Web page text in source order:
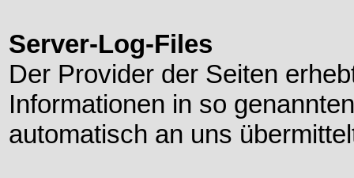
Server-Log-Files
Der Provider der Seiten
Informationen in so
automatisch an uns